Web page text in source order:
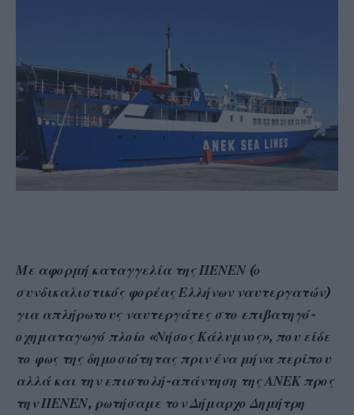
Με αφορμή καταγγελία της ΠΕΝΕΝ (ο
συνδικαλιστικός φορέας Ελλήνων ναυτεργατών)
για απλήρωτους ναυτεργάτες στο επιβατηγό-
οχηματαγωγό πλοίο «Νήσος Κάλυμνος», που είδε
το φως της δημοσιότητας πριν ένα μήνα περίπου
αλλά και την επιστολή-απάντηση της ΑΝΕΚ προς
την ΠΕΝΕΝ, ρωτήσαμε τον Δήμαρχο Δημήτρη